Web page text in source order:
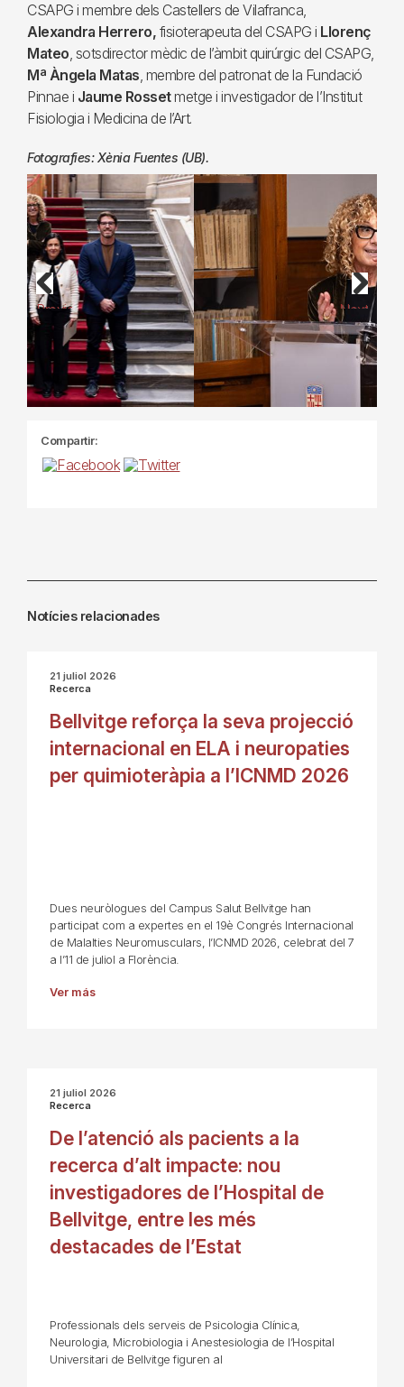
CSAPG i membre dels Castellers de Vilafranca,
Alexandra Herrero, fisioterapeuta del CSAPG i Llorenç
Mateo, sotsdirector mèdic de l’àmbit quirúrgic del CSAPG,
Mª Àngela Matas, membre del patronat de la Fundació
Pinnae i Jaume Rossetmetge i investigador de l’Institut
Fisiologia i Medicina de l’Art.
Fotografies: Xènia Fuentes (UB).
Previous Next
Compartir:
Notícies relacionades
21 juliol 2026
Recerca
Bellvitge reforça la seva projecció
internacional en ELA i neuropaties
per quimioteràpia a l’ICNMD 2026
Dues neuròlogues del Campus Salut Bellvitge han
participat com a expertes en el 19è Congrés Internacional
de Malalties Neuromusculars, l’ICNMD 2026, celebrat del 7
a l’11 de juliol a Florència.
Ver más
21 juliol 2026
Recerca
De l’atenció als pacients a la
recerca d’alt impacte: nou
investigadores de l’Hospital de
Bellvitge, entre les més
destacades de l’Estat
Professionals dels serveis de Psicologia Clínica,
Neurologia, Microbiologia i Anestesiologia de l’Hospital
Universitari de Bellvitge figuren al